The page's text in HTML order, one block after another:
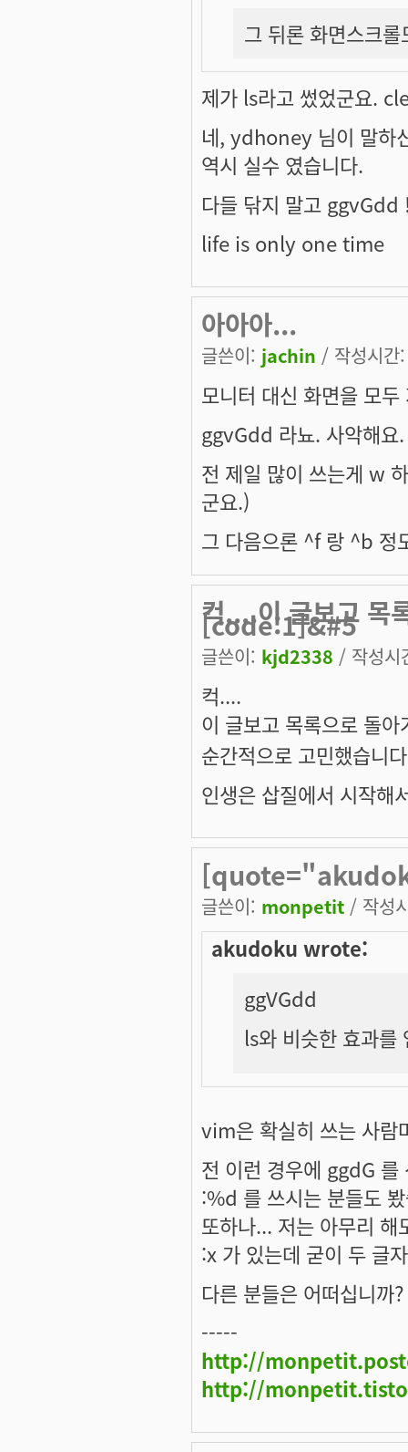
그 뒤론 화면스크
제가 ls라고 썼었군요.
네, ydhoney 님이 말하
역시 실수 였습니다.
다들 닦지 말고 ggvGdd
life is only one time
아아아...
글쓴이: jachin / 작성시
모니터 대신 화면을 모
ggvGdd 라뇨. 사악해
전 제일 많이 쓰는게 w
군요.)
그 다음으론 ^f 랑 ^b 정
컥....이 글보고 목
[code:1]&#5
글쓴이: kjd2338 / 작성
컥....
이 글보고 목록으로 돌
순간적으로 고민했습니
인생은 삽질에서 시작해
글쓴이: monpetit / 작성
akudoku wrote:
ggVGdd
ls와 비슷한 효과를
vim은 확실히 쓰는 사람
전 이런 경우에 ggdG 를
:%d 를 쓰시는 분들도
또하나... 저는 아무리
:x 가 있는데 굳이 두 글
다른 분들은 어떠십니까?
-----
http://
http://